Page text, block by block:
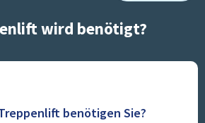
wird benötigt?
benötigen Sie?